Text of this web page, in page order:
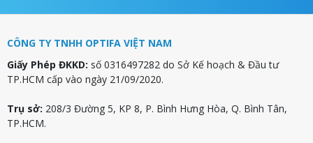
CÔNG TY TNHH OPTIFA VIỆT NAM
Giấy Phép ĐKKD: số 0316497282 do Sở Kế hoạch & Đầu tư
TP.HCM cấp vào ngày 21/09/2020.
Trụ sở: 208/3 Đường 5, KP 8, P. Bình Hưng Hòa, Q. Bình Tân,
TP.HCM.